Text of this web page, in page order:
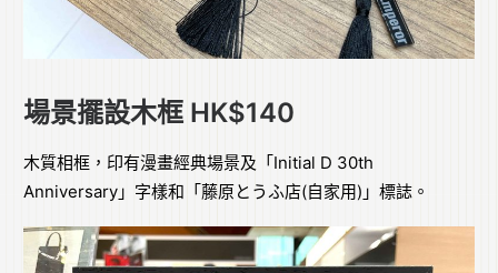
場景擺設木框 HK$140
木質相框，印有漫畫經典場景及「Initial D 30th
Anniversary」字樣和「藤原とうふ店(自家用)」標誌。